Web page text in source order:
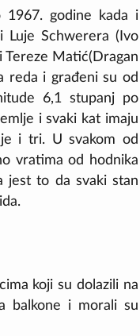
1967. godine kada i
Luje Schwerera (Ivo
Matić(Dragan
reda i građeni su od
6,1 stupanj po
i svaki kat imaju
i tri. U svakom od
vratima od hodnika
jest to da svaki stan
koji su dolazili na
balkone i morali su